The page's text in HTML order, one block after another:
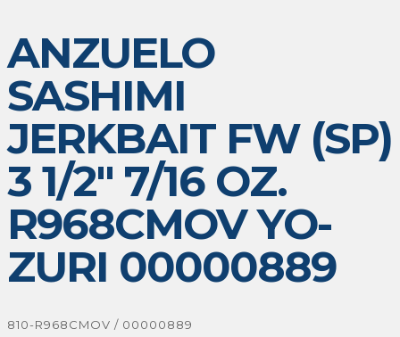
ANZUELO
SASHIMI
JERKBAIT FW (SP)
3 1/2″ 7/16 OZ.
R968CMOV YO-
ZURI 00000889
810-R968CMOV / 00000889